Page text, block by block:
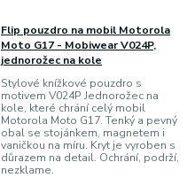
Flip pouzdro na mobil Motorola
Moto G17 - Mobiwear V024P,
jednorožec na kole
Stylové knížkové pouzdro s
motivem V024P Jednorožec na
kole, které chrání celý mobil
Motorola Moto G17. Tenký a pevný
obal se stojánkem, magnetem i
vaničkou na míru. Kryt je vyroben s
důrazem na detail. Ochrání, podrží,
nezklame.